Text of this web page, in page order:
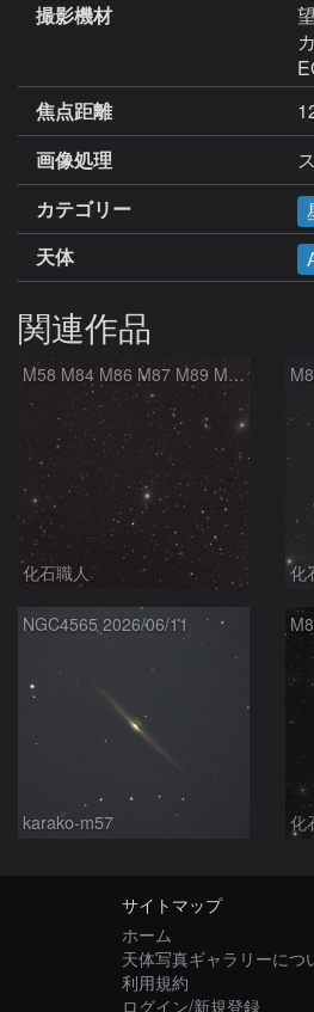
撮影機材
焦点距離
画像処理
カテゴリー
天体
関連作品
M58 M84 M86 M87 M89 M90 マルカリアンの銀河鎖 おとめ座 かみのけ座
化石職人 化
NGC4565 2026/06/11
karako-m57 化
サイトマップ
ホーム
天体写真ギャラリーにつ
利用規約
ログイン/新規登録